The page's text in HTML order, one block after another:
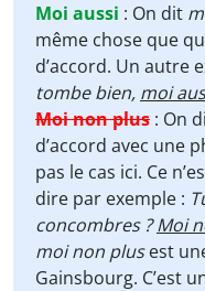
Moi aussi : On dit
même chose que
d’accord. Un autre
tombe bien, moi
Moi non plus : On
d’accord avec une
pas le cas ici. Ce
dire par exemple :
concombres ?Moi
moi non plusest
Gainsbourg. C’est